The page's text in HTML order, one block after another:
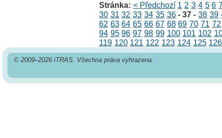
Stránka: < Předchozí 1 2 3 4 5 6
30 31 32 33 34 35 36 - 37 - 38 39
62 63 64 65 66 67 68 69 70 71 72
94 95 96 97 98 99 100 101 102
119 120 121 122 123 124 125 126
© 2009–2026 iTRAS. Všechna práva vyhrazena.